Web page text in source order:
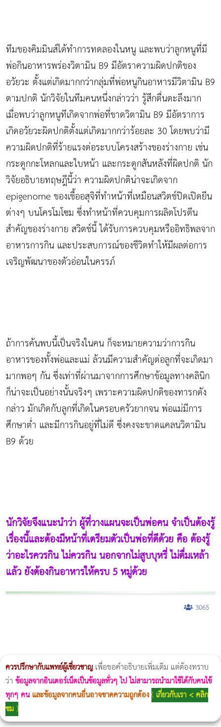
ทีมของคิมมินส์ได้ทำการทดลองในหนู และพบว่าลูกหนูที่มี
พ่อกินอาหารพร่องวิตามิน B9 มีอัตราความผิดปกติของ
อวัยวะ ตั้งแต่เกิดมากกว่ากลุ่มที่พ่อหนูกินอาหารมีวิตามิน B9
ตามปกติ นักวิจัยในทีมคนหนึ่งกล่าวว่า รู้สึกตื่นตะลึงมาก
เมื่อพบว่าลูกหนูทีเกิดจากพ่อที่ขาดวิตามิน B9 มีอัตราการ
เกิดอวัยวะผิดปกติตั้งแต่เกิดมากกว่าร้อยละ 30 โดยพบว่ามี
ความผิดปกติที่ร้ายแรงต่อระบบโครงสร้างของร่างกาย เช่น
กระดูกกะโหลกและใบหน้า และกระดูกสันหลังที่ผิดปกติ นัก
วิจัยอธิบายทฤษฎีนี้ว่า ความผิดปกติน่าจะเกิดจาก
epigenome ของเชื้ออสุจิที่ทำหน้าที่เหมือนสวิตช์ปิดเปิดยีน
ต่างๆ บนโครโมโซม ซึ่งทำหน้าที่ควบคุมการผลิตโปรตีน
สำคัญของร่างกาย สวิตช์นี้ ได้รับการควบคุมหรืออิทธิพลจาก
อาหารการกิน และประสบการณ์ของชีวิตทำให้มีผลต่อการ
เจริญพัฒนาของตัวอ่อนในครรภ์
ถ้าการค้นพบนี้เป็นจริงในคน ก็จะหมายความว่าการกิน
อาหารของทั้งพ่อและแม่ ล้วนมีความสำคัญต่อลูกที่จะเกิดมา
มากพอๆ กัน ซึ่งเท่าที่ผ่านมาจากการศึกษาข้อมูลทางคลินิก
ก็น่าจะเป็นอย่างนั้นจริงๆ เพราะความผิดปกติของทารกดัง
กล่าว มักเกิดกับลูกที่เกิดในครอบครัวยากจน พ่อแม่มีการ
ศึกษาต่ำ และมีการกินอยู่ที่ไม่ดี ซึ่งคงจะขาดแคลนวิตามิน
B9 ด้วย
นักวิจัยจึงแนะนำว่า ผู้ที่วางแผนจะเป็นพ่อคน จำเป็นต้องรู้
เรื่องนี้และต้องมีหน้าที่เตรียมตัวเป็นพ่อที่ดีด้วย คือ ต้องรู้
ว่าอะไรควรกิน ไม่ควรกิน นอกจากไม่สูบบุหรี่ ไม่ดื่มเหล้า
แล้ว ยังต้องกินอาหารให้ครบ 5 หมู่ด้วย
3065
ควรปรึกษากับแพทย์ผู้เชี่ยวชาญเพื่อขอคำอธิบายเพิ่มเติม แต่ต้องทราบ
ว่า ข้อมูลจากอินเตอร์เน็ตเป็นข้อมูลทั่วๆ ไป ไม่สามารถนำมาใช้ได้กับคนไข้
ทุกๆ คน และข้อมูลจากคนอื่นอาจขาดความถูกต้อง( เกี่ยวกับเรา < คลิก
ชม)